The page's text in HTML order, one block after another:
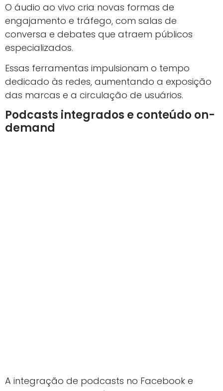
O áudio ao vivo cria novas formas de
engajamento e tráfego, com salas de
conversa e debates que atraem públicos
especializados.
Essas ferramentas impulsionam o tempo
dedicado às redes, aumentando a exposição
das marcas e a circulação de usuários.
Podcasts integrados e conteúdo on-
demand
A integração de podcasts no Facebook e